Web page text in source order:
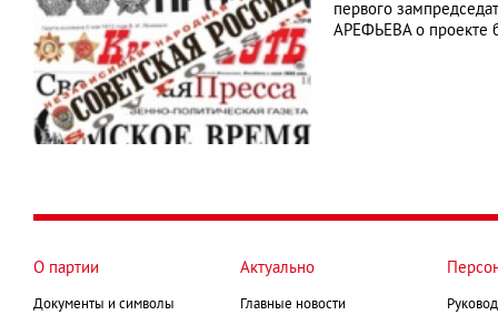
первого
АРЕФЬЕВА о проекте
О партии
Документы и символы
Актуально
Главные новости